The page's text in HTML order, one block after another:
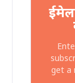
get a